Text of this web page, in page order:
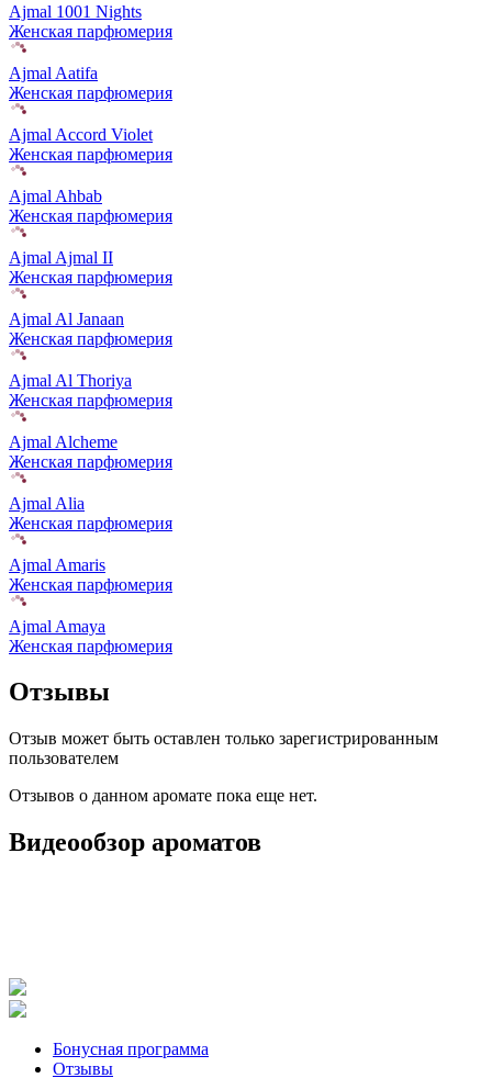
Ajmal 1001 Nights
Женская парфюмерия
Ajmal Aatifa
Женская парфюмерия
Ajmal Accord Violet
Женская парфюмерия
Ajmal Ahbab
Женская парфюмерия
Ajmal Ajmal II
Женская парфюмерия
Ajmal Al Janaan
Женская парфюмерия
Ajmal Al Thoriya
Женская парфюмерия
Ajmal Alcheme
Женская парфюмерия
Ajmal Alia
Женская парфюмерия
Ajmal Amaris
Женская парфюмерия
Ajmal Amaya
Женская парфюмерия
Отзывы
Отзыв может быть оставлен только зарегистрированным
пользователем
Отзывов о данном аромате пока еще нет.
Видеообзор ароматов
Бонусная программа
Отзывы